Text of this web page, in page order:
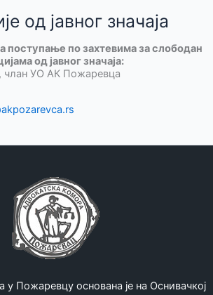
од јавног значаја
поступање по захтевима за слободан
од јавног значаја:
члан УО АК Пожаревца
у Пожаревцу основана је на Оснивачкој